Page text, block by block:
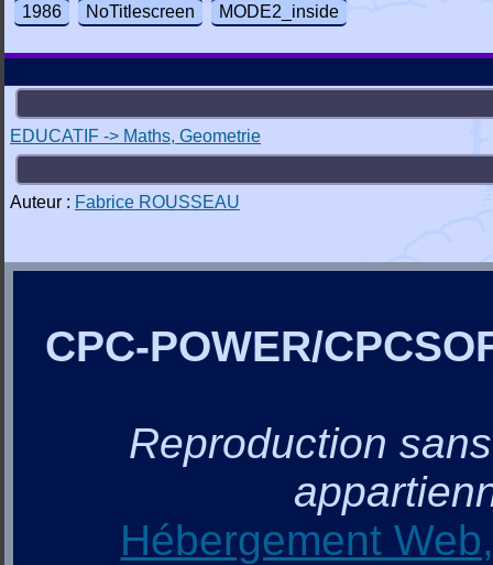
1986 NoTitlescreen MODE2_inside
EDUCATIF -> Maths, Geometrie
Auteur : Fabrice ROUSSEAU
CPC-POWER/
Reproduction
Hébergement